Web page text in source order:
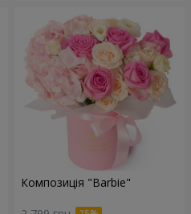
Композиція "Barbie"